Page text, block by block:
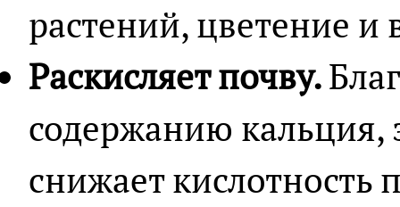
растений, цветение и
Раскисляет почву.
содержанию кальция,
снижает кислотность